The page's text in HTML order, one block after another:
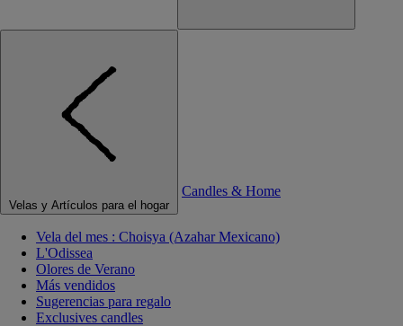
Velas y Artículos para el hogar
Candles & Home
Vela del mes : Choisya (Azahar Mexicano)
L'Odissea
Olores de Verano
Más vendidos
Sugerencias para regalo
Exclusives candles